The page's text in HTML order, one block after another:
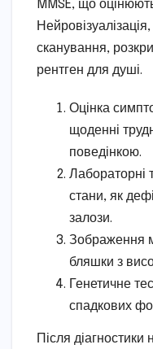
MMSE, що
сканування,
рентген для душі.
Оцінка
щоденні
поведінкою.
Лабораторні
стани, як
залози.
Зображення
бляшки з
Генетичне
спадкових
Після